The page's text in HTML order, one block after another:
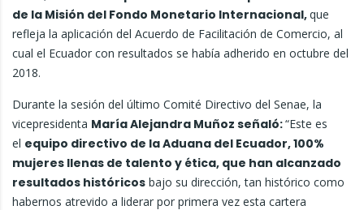
de la Misión del Fondo Monetario Internacional,que
refleja la aplicación del Acuerdo de Facilitación de Comercio, al
cual el Ecuador con resultados se había adherido en octubre del
2018.
Durante la sesión del último Comité Directivo del Senae, la
vicepresidenta María Alejandra Muñoz señaló:“Este es
el equipo directivo de la Aduana del Ecuador, 100%
mujeres llenas de talento y ética, que han alcanzado
resultados históricos bajo su dirección, tan histórico como
habernos atrevido a liderar por primera vez esta cartera